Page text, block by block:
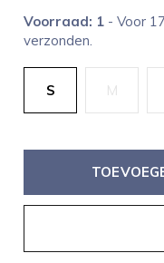
Voorraad: 1 - Voor
verzonden.
S M